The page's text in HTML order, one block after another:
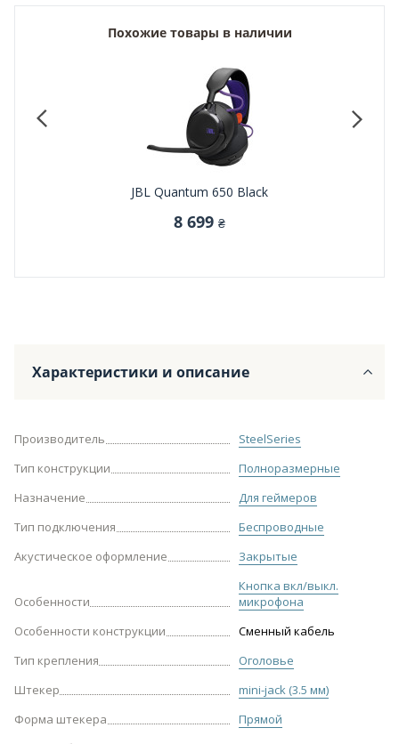
Похожие товары в наличии
JBL Quantum 650 Black
8 699 ₴
Характеристики и описание
Производитель
SteelSeries
Тип конструкции
Полноразмерные
Назначение
Для геймеров
Тип подключения
Беспроводные
Акустическое оформление
Закрытые
Особенности
Кнопка вкл/выкл.
микрофона
Особенности конструкции
Сменный кабель
Тип крепления
Оголовье
Штекер
mini-jack (3.5 мм)
Форма штекера
Прямой